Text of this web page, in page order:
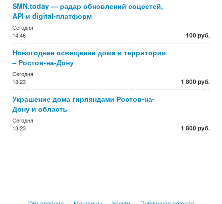
SMN.today — радар обновлений соцсетей,
API и digital-платформ
Сегодня
14:46
100 руб.
Новогоднее освещение дома и территории
– Ростов-на-Дону
Сегодня
13:23
1 800 руб.
Украшение дома гирляндами Ростов-на-
Дону и область
Сегодня
13:23
1 800 руб.